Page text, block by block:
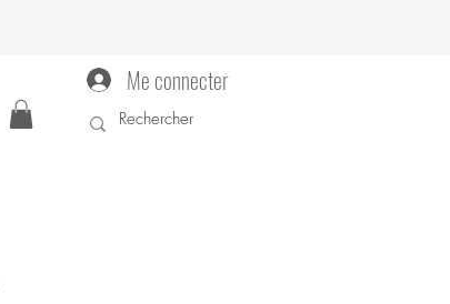
Me connecter